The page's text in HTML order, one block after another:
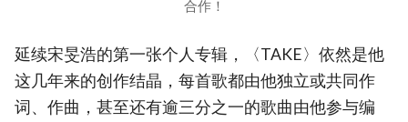
合作！
延续宋旻浩的第一张个人专辑，〈TAKE〉依然是他
这几年来的创作结晶，每首歌都由他独立或共同作
词、作曲，甚至还有逾三分之一的歌曲由他参与编